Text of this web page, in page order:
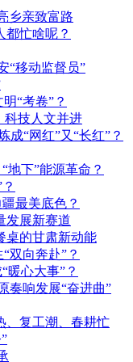
乡亲致富路
都忙啥呢？
“移动监督员”
“考卷”？
科技人文并进
成“网红”又“长红”？
地下”能源革命？
最美底色？
发展新赛道
桌的甘肃新动能
双向奔赴”？
暖心大事”？
奏响发展“奋进曲”
、复工潮、春耕忙